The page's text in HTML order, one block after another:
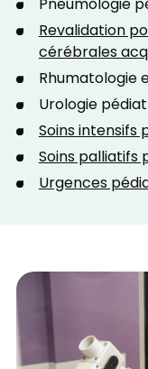
Pneumologie
Revalidation
cérébrales
Rhumatologie
Urologie
Soins intensifs
Soins palliatifs
Urgences